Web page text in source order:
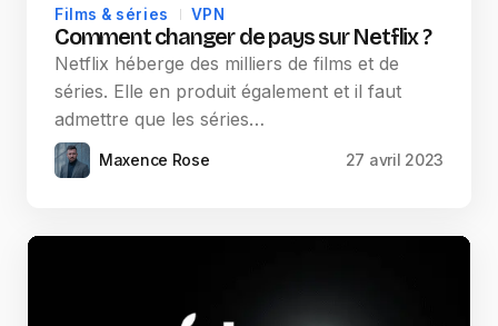
Films & séries VPN
Comment changer de pays sur Netflix ?
Netflix héberge des milliers de films et de
séries. Elle en produit également et il faut
admettre que les séries…
Maxence Rose 27 avril 2023